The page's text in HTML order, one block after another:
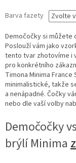
Barva fazety
Demočočky si můžete
Poslouží vám jako
tento tvar zhotovíme i
pro konkrétního
Timona Minima France
minimalistické, takže
a nenápadné. Čočky
nebo dle vaší volby
Demočočky
brýlí Minima